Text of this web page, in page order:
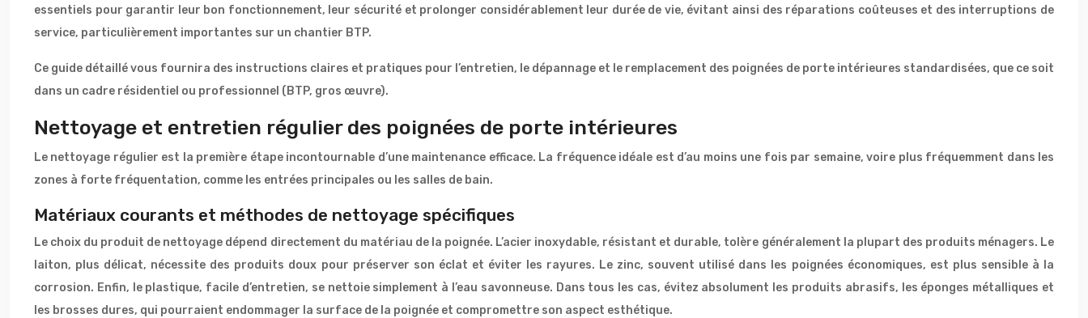
essentiels pour garantir leur bon fonctionnement, leur sécurité et prolonger considérablement leur durée de vie, évitant ainsi des réparations coûteuses et des interruptions de
service, particulièrement importantes sur un chantier BTP.
Ce guide détaillé vous fournira des instructions claires et pratiques pour l’entretien, le dépannage et le remplacement des poignées de porte intérieures standardisées, que ce soit
dans un cadre résidentiel ou professionnel (BTP, gros œuvre).
Nettoyage et entretien régulier des poignées de porte intérieures
Le nettoyage régulier est la première étape incontournable d’une maintenance efficace. La fréquence idéale est d’au moins une fois par semaine, voire plus fréquemment dans les
zones à forte fréquentation, comme les entrées principales ou les salles de bain.
Matériaux courants et méthodes de nettoyage spécifiques
Le choix du produit de nettoyage dépend directement du matériau de la poignée. L’acier inoxydable, résistant et durable, tolère généralement la plupart des produits ménagers. Le
laiton, plus délicat, nécessite des produits doux pour préserver son éclat et éviter les rayures. Le zinc, souvent utilisé dans les poignées économiques, est plus sensible à la
corrosion. Enfin, le plastique, facile d’entretien, se nettoie simplement à l’eau savonneuse. Dans tous les cas, évitez absolument les produits abrasifs, les éponges métalliques et
les brosses dures, qui pourraient endommager la surface de la poignée et compromettre son aspect esthétique.